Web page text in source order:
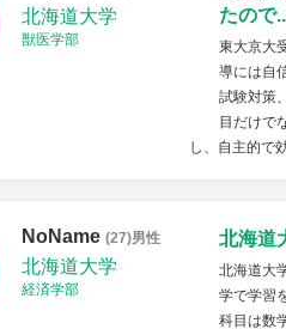
北海道大学
獣医学部
たので
東大京大
導には自
試験対策
目だけで
し、自主的で
NoName (27)男性
北海道大学
経済学部
北海道
北海道大
学で学習
科目は数